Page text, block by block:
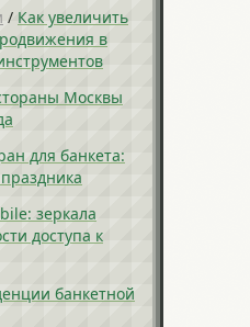
/ Как увеличить
в
Москвы
для банкета:
зеркала
доступа к
банкетной